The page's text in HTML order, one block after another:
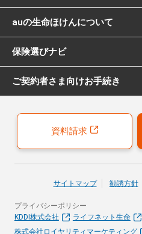
死亡保険
医療保険
女性向け医療保険
がん保険
女性向けがん保険
40歳以上の方にはこちらもおすすめ
auの生命ほけんについて
選ばれる理由
Pontaポイント還元について
保険募集代理店について
引受保険会社について
保険選びナビ
保険選びナビ トップ
保険診断
おすすめ加入例
お客さまの声
ご契約者さま向けお手続き
資料請求
サイトマップ 勧誘方針
プライバシーポリシー
KDDI株式会社
ライフネット生命
株式会社ロイヤリティマーケティング